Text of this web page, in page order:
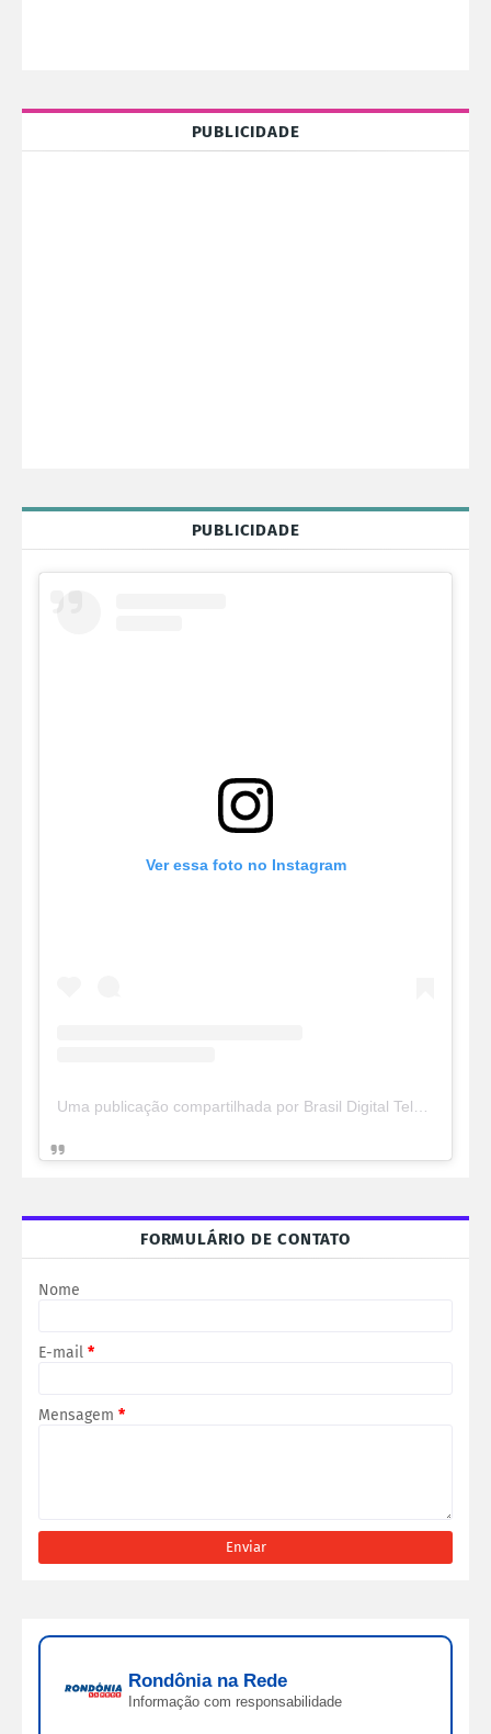
PUBLICIDADE
PUBLICIDADE
Ver essa foto no Instagram
Uma publicação compartilhada por Brasil Digital Telecom (@brasildigitaltelecom)
FORMULÁRIO DE CONTATO
Nome
E-mail *
Mensagem *
Rondônia na Rede
Informação com responsabilidade